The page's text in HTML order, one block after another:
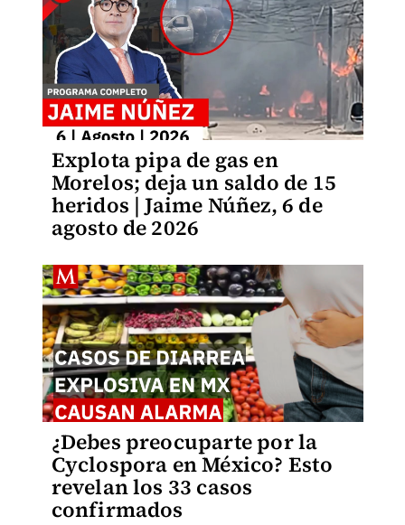
Explota pipa de gas en
Morelos; deja un saldo de 15
heridos | Jaime Núñez, 6 de
agosto de 2026
¿Debes preocuparte por la
Cyclospora en México? Esto
revelan los 33 casos
confirmados